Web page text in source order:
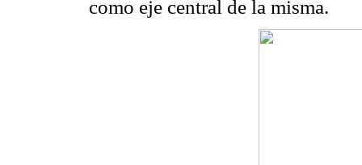
como eje central de la misma.